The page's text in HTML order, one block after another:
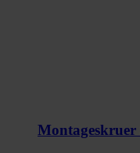
Montageskruer